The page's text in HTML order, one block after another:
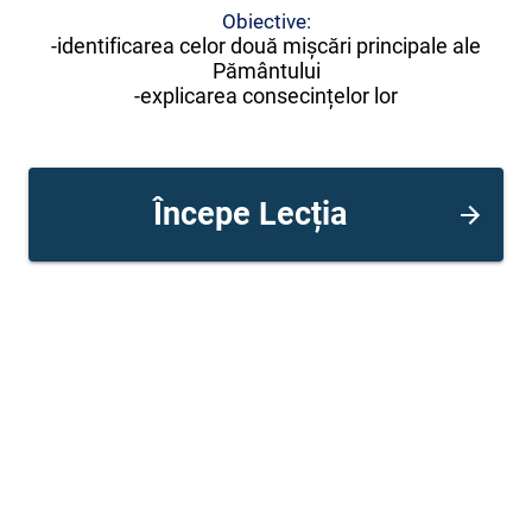
Obiective:
-identificarea celor două mișcări principale ale
Pământului
-explicarea consecințelor lor
Începe Lecția